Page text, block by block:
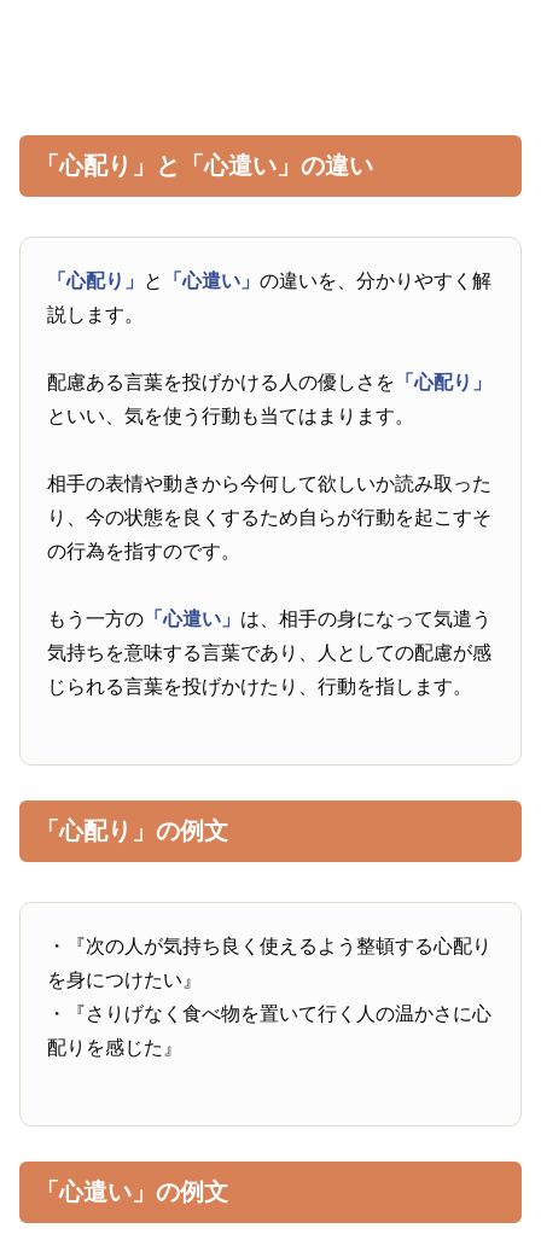
「心配り」と「心遣い」の違い
「心配り」 と 「心遣い」の違いを、分かりやすく解
説します。
配慮ある言葉を投げかける人の優しさを 「心配り」
といい、気を使う行動も当てはまります。
相手の表情や動きから今何して欲しいか読み取った
り、今の状態を良くするため自らが行動を起こすそ
の行為を指すのです。
もう一方の 「心遣い」 は、相手の身になって気遣う
気持ちを意味する言葉であり、人としての配慮が感
じられる言葉を投げかけたり、行動を指します。
「心配り」の例文
・『次の人が気持ち良く使えるよう整頓する心配り
を身につけたい』
・『さりげなく食べ物を置いて行く人の温かさに心
配りを感じた』
「心遣い」の例文